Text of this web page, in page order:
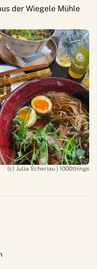
der Wiegele Mühle
(c) Julia Scheriau | 1000things